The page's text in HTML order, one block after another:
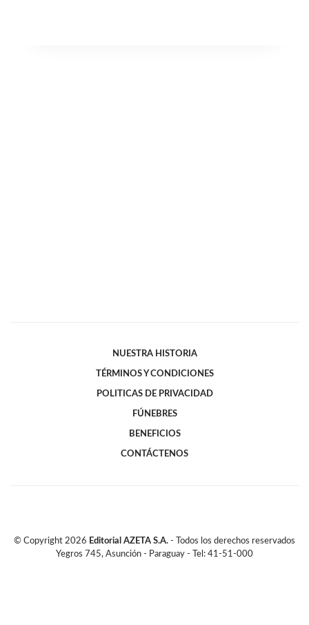
NUESTRA HISTORIA
TÉRMINOS Y CONDICIONES
POLITICAS DE PRIVACIDAD
FÚNEBRES
BENEFICIOS
CONTÁCTENOS
© Copyright 2026 Editorial AZETA S.A. - Todos los derechos reservados
Yegros 745, Asunción - Paraguay - Tel: 41-51-000